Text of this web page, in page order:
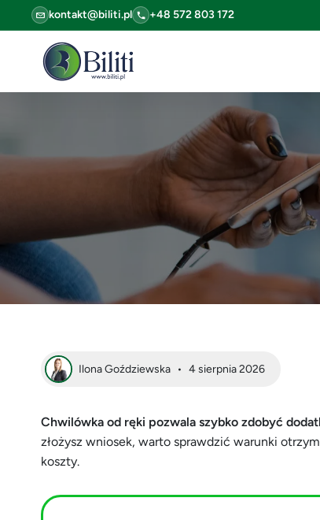
kontakt@biliti.pl +48 572 803 172
Ilona Goździewska • 4 sierpnia 2026
Chwilówka od ręki pozwala szybko zdobyć
złożysz wniosek, warto sprawdzić warunki
koszty.